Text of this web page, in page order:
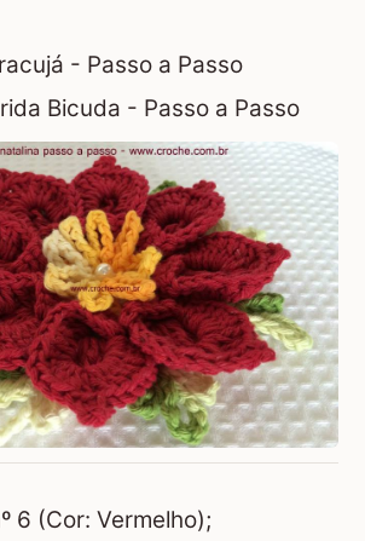
- Passo a Passo
Bicuda - Passo a Passo
6 (Cor: Vermelho);